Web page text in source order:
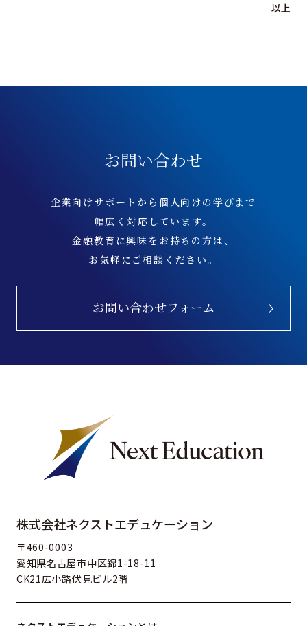
以上
お問い合わせ
企業向けサポートから個人向けの学びまで
幅広く対応しています。
金融教育に興味をお持ちの方は、
お気軽にご相談ください。
お問い合わせフォーム
株式会社ネクストエデュケーション
〒460-0003
愛知県名古屋市中区錦1-18-11
CK21広小路伏見ビル2階